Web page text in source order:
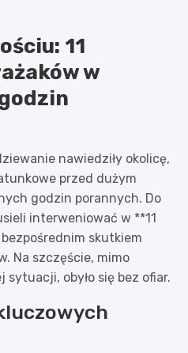
11
w
nawiedziły okolicę,
przed dużym
godzin porannych. Do
interweniować w **11
skutkiem
Na szczęście, mimo
obyło się bez ofiar.